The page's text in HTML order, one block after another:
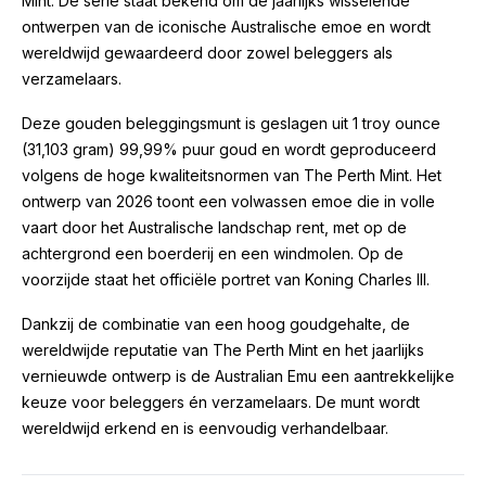
ontwerpen van de iconische Australische emoe en wordt
wereldwijd gewaardeerd door zowel beleggers als
verzamelaars.
Deze gouden beleggingsmunt is geslagen uit 1 troy ounce
(31,103 gram) 99,99% puur goud en wordt geproduceerd
volgens de hoge kwaliteitsnormen van The Perth Mint. Het
ontwerp van 2026 toont een volwassen emoe die in volle
vaart door het Australische landschap rent, met op de
achtergrond een boerderij en een windmolen. Op de
voorzijde staat het officiële portret van Koning Charles III.
Dankzij de combinatie van een hoog goudgehalte, de
wereldwijde reputatie van The Perth Mint en het jaarlijks
vernieuwde ontwerp is de Australian Emu een aantrekkelijke
keuze voor beleggers én verzamelaars. De munt wordt
wereldwijd erkend en is eenvoudig verhandelbaar.